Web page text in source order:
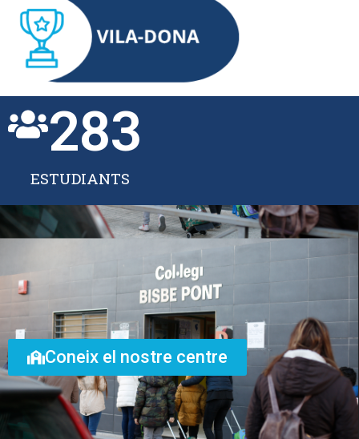
ESTUDIANTS
283
Coneix el nostre centre